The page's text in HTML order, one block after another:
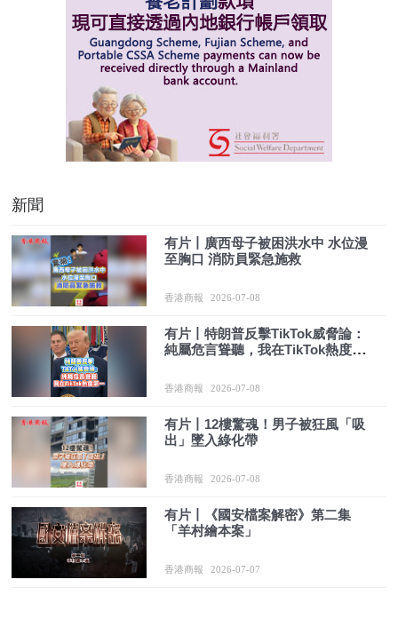
新聞
有片丨廣西母子被困洪水中 水位漫
至胸口 消防員緊急施救
香港商報 2026-07-08
有片丨特朗普反擊TikTok威脅論：
純屬危言聳聽，我在TikTok熱度第
香港商報 2026-07-08
有片丨12樓驚魂！男子被狂風「吸
出」墜入綠化帶
香港商報 2026-07-08
有片丨《國安檔案解密》第二集
「羊村繪本案」
香港商報 2026-07-07